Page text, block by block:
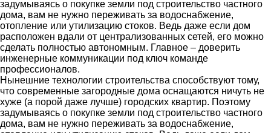
задумываясь о покупке земли под строительство частного
дома, вам не нужно переживать за водоснабжение,
отопление или утилизацию стоков. Ведь даже если дом
расположен вдали от централизованных сетей, его можно
сделать полностью автономным. Главное – доверить
инженерные коммуникации под ключ команде
профессионалов.
Нынешние технологии строительства способствуют тому,
что современные загородные дома оснащаются ничуть не
хуже (а порой даже лучше) городских квартир. Поэтому
задумываясь о покупке земли под строительство частного
дома, вам не нужно переживать за водоснабжение,